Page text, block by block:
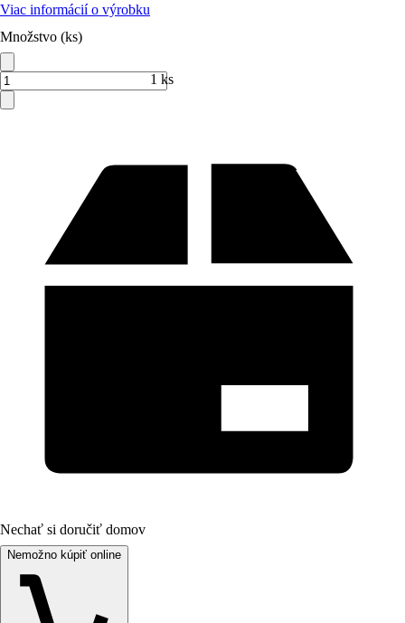
Viac informácií o výrobku
Množstvo (ks)
1 ks
Nechať si doručiť domov
Nemožno kúpiť online